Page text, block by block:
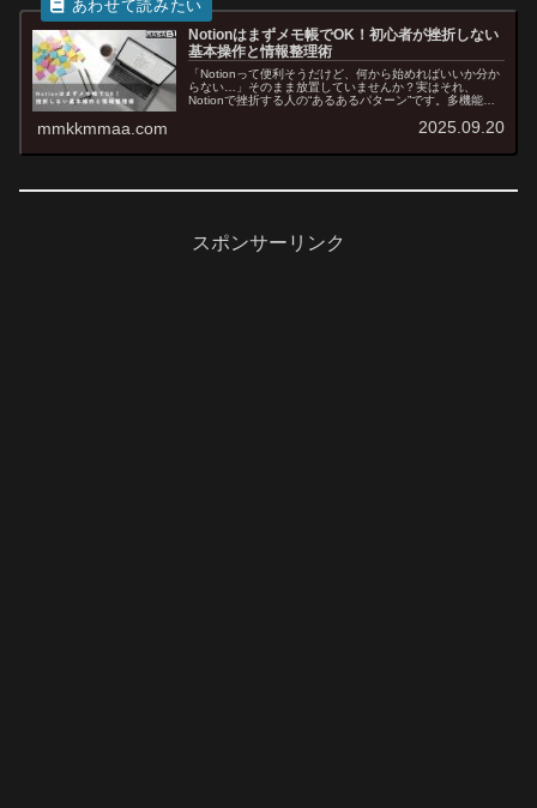
Notionはまずメモ帳でOK！初心者が挫折しない
基本操作と情報整理術
「Notionって便利そうだけど、何から始めればいいか分か
らない…」そのまま放置していませんか？実はそれ、
Notionで挫折する人の“あるあるパターン”です。多機能＝
mmkkmmaa.com 2025.09.20
スポンサーリンク